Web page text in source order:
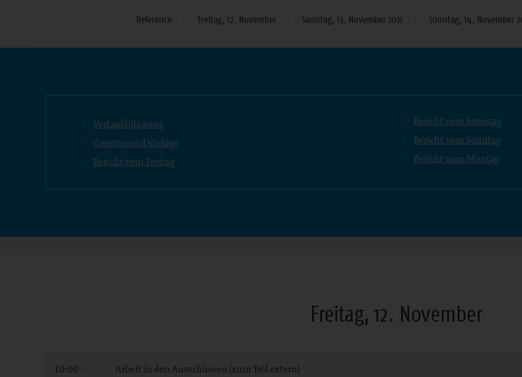
Reference Freitag, 12. November Samstag, 13. November 2021 Sonntag, 14. November
Verlaufsplanung
Gesetze und Vorlage
Bericht vom Freitag
Bericht vom Samstag
Bericht vom Sonntag
Bericht vom Montag
Freitag, 12. November
10:00 -
Arbeit in den Ausschüssen (zum Teil extern)